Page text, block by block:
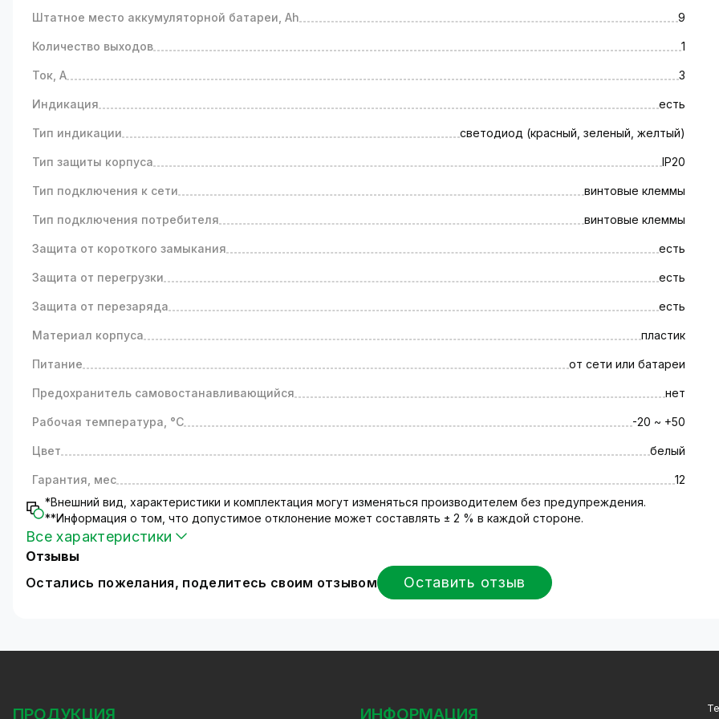
Источник бесперебойного питания имеет ток нагрузки – 3 А. ИБП надежно защищен от короткого
Штатное место аккумуляторной батареи, Ah 9
Количество выходов 1
Ток, А 3
Индикация есть
Тип индикации светодиод (красный, зеленый, желтый)
Тип защиты корпуса IP20
Тип подключения к сети винтовые клеммы
Тип подключения потребителя винтовые клеммы
Защита от короткого замыкания есть
Защита от перегрузки есть
Защита от перезаряда есть
Материал корпуса пластик
Питание от сети или батареи
Предохранитель самовостанавливающийся нет
Рабочая температура, °C -20 ~ +50
Цвет белый
Гарантия, мес
12
*Внешний вид, характеристики и комплектация могут изменяться производителем без предупреждения.
**Информация о том, что допустимое отклонение может составлять ± 2 % в каждой стороне.
Все характеристики
Отзывы
Остались пожелания, поделитесь своим отзывом
Оставить отзыв
ПРОДУКЦИЯ ИНФОРМАЦИЯ